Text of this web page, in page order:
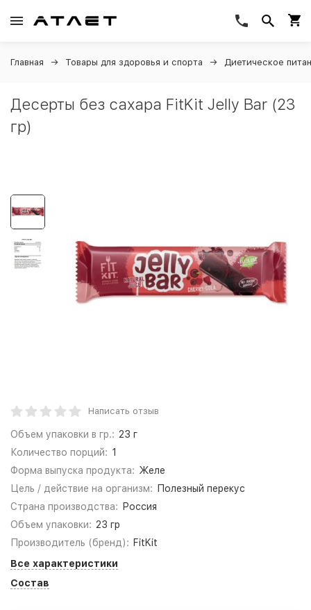
Главная Товары для здоровья и спорта Диетическое
Десерты без сахара FitKit Jelly Bar (23
гр)
Написать отзыв
Объем упаковки в гр.: 23 г
Количество порций: 1
Форма выпуска продукта: Желе
Цель / действие на организм:
Полезный перекус
Страна производства:
Россия
Объем упаковки: 23 гр
Производитель (бренд): FitKit
Все характеристики
Состав